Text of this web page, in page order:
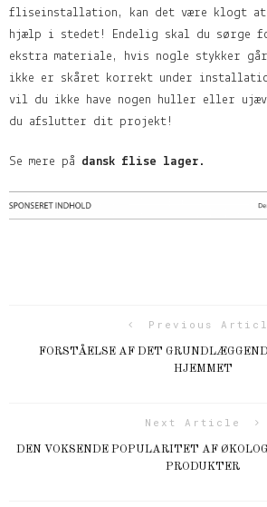
fliseinstallation, kan det være klogt at
hjælp i stedet! Endelig skal du sørge
ekstra materiale, hvis nogle stykker
ikke er skåret korrekt under
vil du ikke have nogen huller eller
du afslutter dit projekt!
Se mere på dansk flise lager .
Previous
FORSTÅELSE AF DET
HJEMMET
Next Article
DEN VOKSENDE POPULARITET AF
PRODUKTER